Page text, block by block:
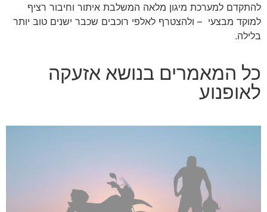
להתקדם למערכת מיגון מלאה המשלבת איתור וחיבור רציף
למוקד מבצעי – ולהצטרף לאלפי רוכבים שכבר ישנים טוב יותר
בלילה.
כל המאמרים בנושא אזעקה
לאופנוע